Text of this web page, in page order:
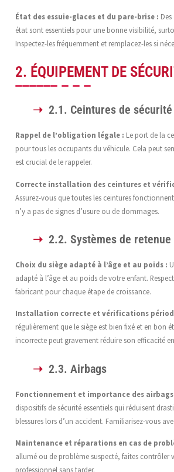
État des essuie-glaces et du pare-brise :
état sont essentiels pour une bonne visibilité,
Inspectez-les fréquemment et remplacez-les si
2. ÉQUIPEMENT DE
2.1. Ceintures de sécurité
Rappel de l’obligation légale : Le port de la
pour tous les occupants du véhicule. Cela peut
est crucial de le rappeler.
Correcte installation des ceintures et
Assurez-vous que toutes les ceintures
n’y a pas de signes d’usure ou de dommages.
2.2. Systèmes de
Choix du siège adapté à l’âge et au poids :
adapté à l’âge et au poids de votre enfant.
fabricant pour chaque étape de croissance.
Installation correcte et vérifications
régulièrement que le siège est bien fixé et en bon
incorrecte peut gravement réduire son efficacité
2.3. Airbags
Fonctionnement et importance des airbags
dispositifs de sécurité essentiels qui réduisent
blessures lors d’un accident. Familiarisez-vous
Maintenance et réparations en cas de
allumé ou de problème suspecté, faites contrôler
professionnel sans tarder.